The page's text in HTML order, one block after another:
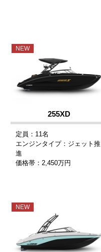
255XD
定員：11名
エンジンタイプ：ジェット推
進
価格帯：2,450万円
NEW
NEW